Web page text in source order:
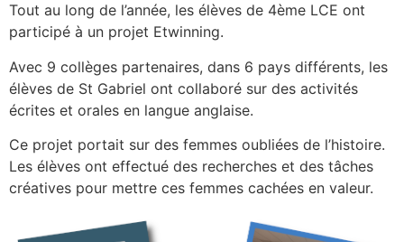
Tout au long de l’année, les élèves de 4ème LCE ont
participé à un projet Etwinning.
Avec 9 collèges partenaires, dans 6 pays différents, les
élèves de St Gabriel ont collaboré sur des activités
écrites et orales en langue anglaise.
Ce projet portait sur des femmes oubliées de l’histoire.
Les élèves ont effectué des recherches et des tâches
créatives pour mettre ces femmes cachées en valeur.